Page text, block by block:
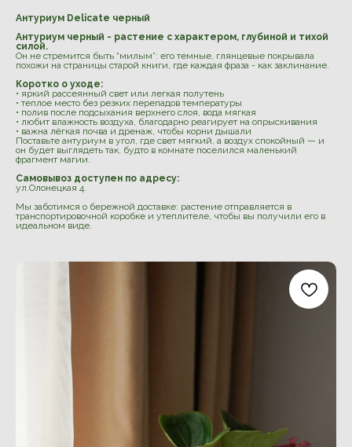
Антуриум Delicate черный
Антуриум черный - растение с характером, глубиной и тихой
силой.
Он не стремится быть “милым”: его темные, глянцевые покрывала
похожи на страницы старой книги, где каждая фраза - как заклинание.
Коротко о уходе:
• яркий рассеянный свет или легкая полутень
• теплое место без резких перепадов температуры
• полив после подсыхания верхнего слоя, вода мягкая
• любит влажность воздуха, благодарно реагирует на опрыскивания
• важна лёгкая почва и дренаж, чтобы корни дышали
Поставьте антуриум в угол, где свет мягкий, а воздух спокойный — и
он будет выглядеть так, будто в комнате поселился маленький
фрагмент магии.
Самовывоз доступен по адресу:
ул.Олонецкая 4.
Мы заботимся о бережной доставке: растение отправляется в
транспортировочной коробке и утеплителе, чтобы вы получили его в
идеальном виде.